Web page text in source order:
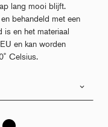
lang mooi blijft.
behandeld met een
is en het materiaal
en kan worden
Celsius.